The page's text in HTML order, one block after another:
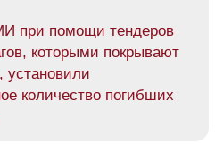
при помощи тендеров
которыми покрывают
установили
количество погибших